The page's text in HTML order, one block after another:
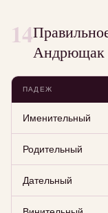
14
Андрющак
ПАДЕЖ
Именительный
Родительный
Дательный